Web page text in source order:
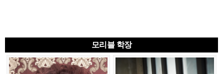
모리블 학장